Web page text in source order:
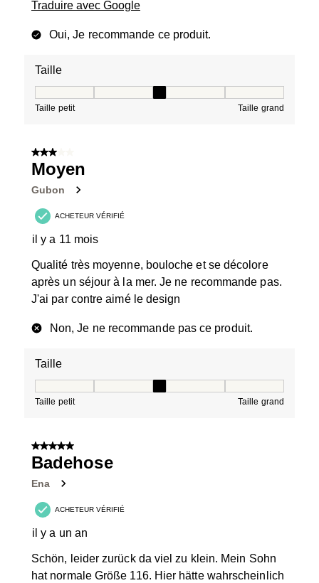
Traduire avec Google
Oui, Je recommande ce produit.
Taille
Taille petit Taille grand
3 sur 5 étoiles.
Moyen
Gubon
ACHETEUR VÉRIFIÉ
il y a 11 mois
Qualité très moyenne, bouloche et se décolore
après un séjour à la mer. Je ne recommande pas.
J'ai par contre aimé le design
Non, Je ne recommande pas ce produit.
Taille
Taille petit Taille grand
5 sur 5 étoiles.
Badehose
Ena
ACHETEUR VÉRIFIÉ
il y a un an
Schön, leider zurück da viel zu klein. Mein Sohn
hat normale Größe 116. Hier hätte wahrscheinlich